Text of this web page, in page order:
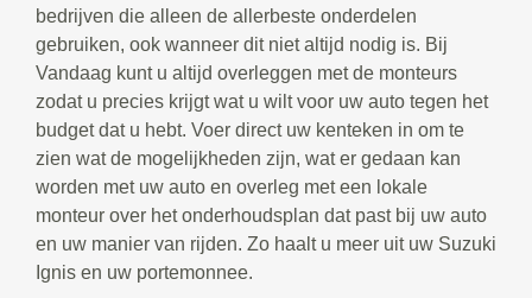
bedrijven die alleen de allerbeste onderdelen
gebruiken, ook wanneer dit niet altijd nodig is. Bij
Vandaag kunt u altijd overleggen met de monteurs
zodat u precies krijgt wat u wilt voor uw auto tegen het
budget dat u hebt. Voer direct uw kenteken in om te
zien wat de mogelijkheden zijn, wat er gedaan kan
worden met uw auto en overleg met een lokale
monteur over het onderhoudsplan dat past bij uw auto
en uw manier van rijden. Zo haalt u meer uit uw Suzuki
Ignis en uw portemonnee.